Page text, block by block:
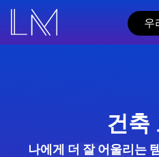
우
건축
나에게 더 잘 어울리는